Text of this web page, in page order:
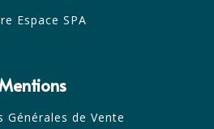
Espace SPA
Générales de Vente